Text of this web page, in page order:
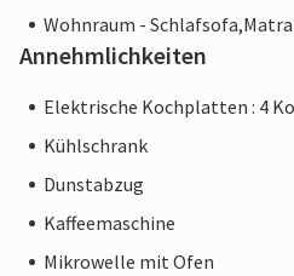
Wohnraum -
Annehmlichkeiten
Elektrische Kochplatten : 4
Kühlschrank
Dunstabzug
Kaffeemaschine
Mikrowelle mit Ofen